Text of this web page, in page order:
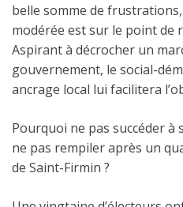
belle somme de
modérée est sur le point de
Aspirant à décrocher un
gouvernement, le social-
ancrage local lui facilitera
Pourquoi ne pas succéder à
ne pas rempiler après un
de Saint-Firmin ?